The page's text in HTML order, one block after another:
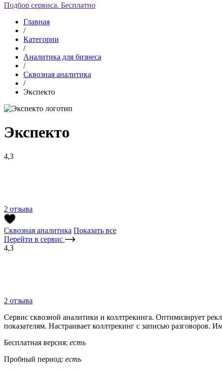
Подбор сервиса. Бесплатно
Главная
/
Категории
/
Аналитика для бизнеса
/
Сквозная аналитика
/
Экспекто
Экспекто
4,3
2 отзыва
Сквозная аналитика Показать все
Перейти в сервис
4,3
2 отзыва
Сервис сквозной аналитики и коллтрекинга. Оптимизирует
показателям. Настраивает коллтрекинг с записью разговоров.
Бесплатная версия: есть
Пробный период: есть